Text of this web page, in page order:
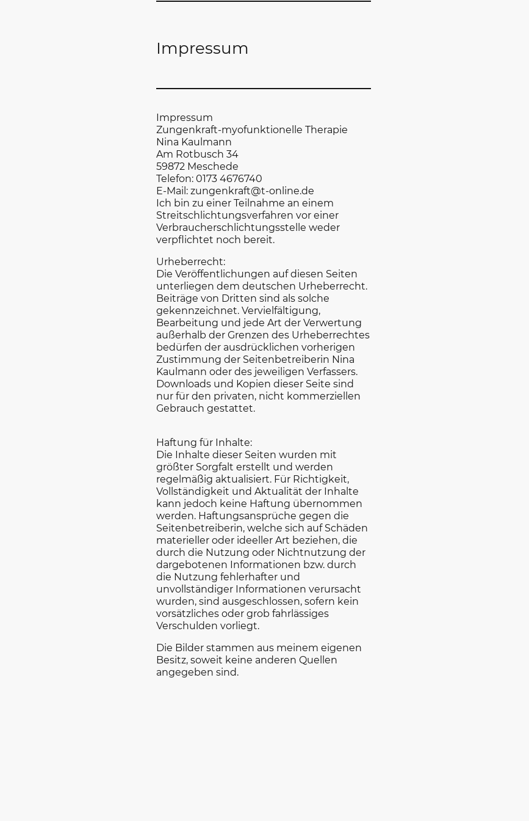
Impressum
Impressum
Zungenkraft-myofunktionelle Therapie
Nina Kaulmann
Am Rotbusch 34
59872 Meschede
Telefon: 0173 4676740
E-Mail: zungenkraft@t-online.de
Ich bin zu einer Teilnahme an einem
Streitschlichtungsverfahren vor einer
Verbraucherschlichtungsstelle weder
verpflichtet noch bereit.
Urheberrecht:
Die Veröffentlichungen auf diesen Seiten
unterliegen dem deutschen Urheberrecht.
Beiträge von Dritten sind als solche
gekennzeichnet. Vervielfältigung,
Bearbeitung und jede Art der Verwertung
außerhalb der Grenzen des Urheberrechtes
bedürfen der ausdrücklichen vorherigen
Zustimmung der Seitenbetreiberin Nina
Kaulmann oder des jeweiligen Verfassers.
Downloads und Kopien dieser Seite sind
nur für den privaten, nicht kommerziellen
Gebrauch gestattet.
Haftung für Inhalte:
Die Inhalte dieser Seiten wurden mit
größter Sorgfalt erstellt und werden
regelmäßig aktualisiert. Für Richtigkeit,
Vollständigkeit und Aktualität der Inhalte
kann jedoch keine Haftung übernommen
werden. Haftungsansprüche gegen die
Seitenbetreiberin, welche sich auf Schäden
materieller oder ideeller Art beziehen, die
durch die Nutzung oder Nichtnutzung der
dargebotenen Informationen bzw. durch
die Nutzung fehlerhafter und
unvollständiger Informationen verursacht
wurden, sind ausgeschlossen, sofern kein
vorsätzliches oder grob fahrlässiges
Verschulden vorliegt.
Die Bilder stammen aus meinem eigenen
Besitz, soweit keine anderen Quellen
angegeben sind.